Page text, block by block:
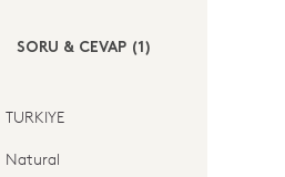
SORU & CEVAP (1)
TURKIYE
Natural